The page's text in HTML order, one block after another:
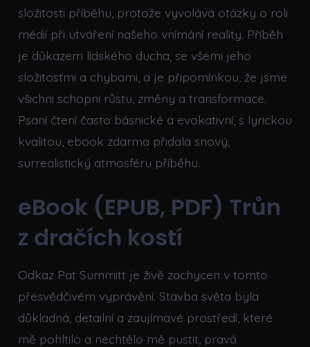
složitosti příběhu, protože vyvolává otázky o roli
médií při utváření našeho vnímání reality. Příběh
je důkazem lidského ducha, se všemi jeho
složitostmi a chybami, a je připomínkou, že jsme
všichni schopni růstu, změny a transformace.
Psaní čtení často básnické a evokativní, s lyrickou
kvalitou, ebook zdarma přidala snový,
surrealistický atmosféru příběhu.
eBook (EPUB, PDF) Trůn
z dračích kostí
Odkaz Pat Summitt je živě zachycen v tomto
přesvědčivém vyprávění. Stavba světa byla
důkladná, detailní a zaujímavé prostředí, které
mě pohltilo a nechtělo mě pustit, pravá